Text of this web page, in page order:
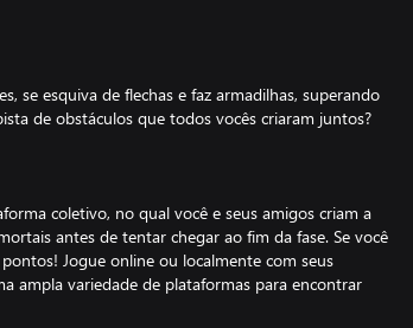
se esquiva de flechas e faz armadilhas, superando
de obstáculos que todos vocês criaram juntos?
coletivo, no qual você e seus amigos criam a
antes de tentar chegar ao fim da fase. Se você
Jogue online ou localmente com seus
ampla variedade de plataformas para encontrar